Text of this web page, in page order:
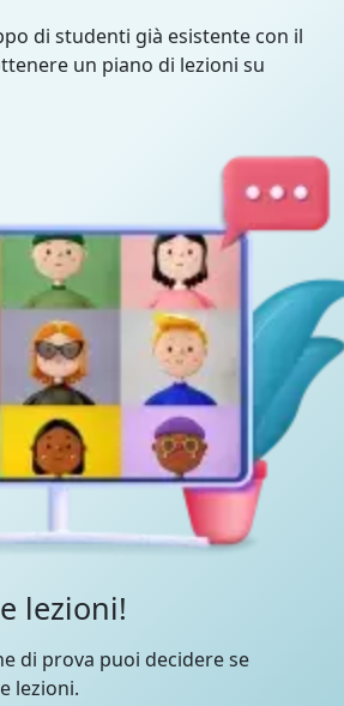
di studenti già esistente con il
un piano di lezioni su
lezioni!
di prova puoi decidere se
lezioni.